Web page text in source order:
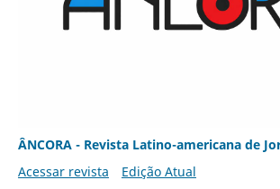
ÂNCORA - Revista Latino-americana de
Acessar revista
Edição Atual